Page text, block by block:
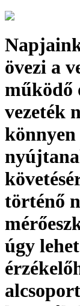
övezi a
működő
vezeték
könnyen
történő
úgy